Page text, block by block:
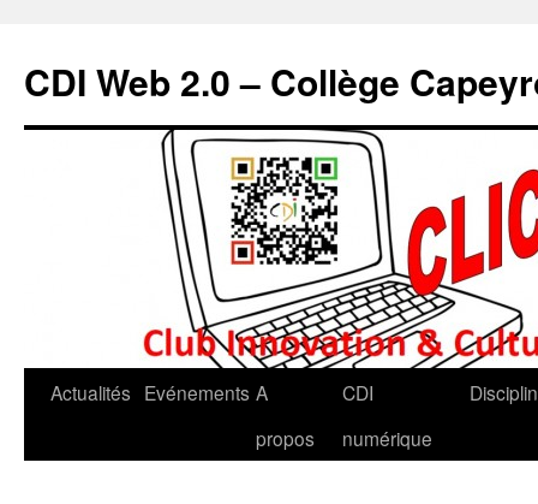
CDI Web 2.0 – Collège
Actualités Evénements A
propos
CDI
numérique